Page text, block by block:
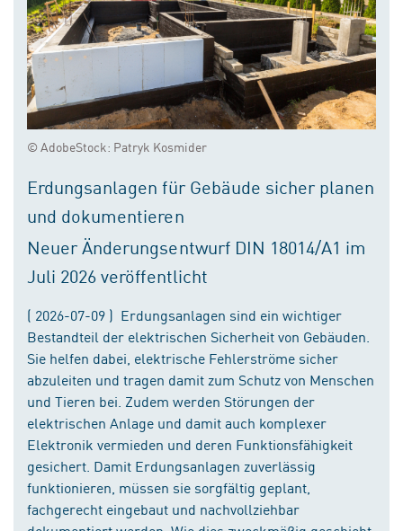
© AdobeStock: Patryk Kosmider
Erdungsanlagen für Gebäude sicher planen
und dokumentieren
Neuer Änderungsentwurf DIN 18014/A1 im
Juli 2026 veröffentlicht
( 2026-07-09 ) Erdungsanlagen sind ein wichtiger
Bestandteil der elektrischen Sicherheit von Gebäuden.
Sie helfen dabei, elektrische Fehlerströme sicher
abzuleiten und tragen damit zum Schutz von Menschen
und Tieren bei. Zudem werden Störungen der
elektrischen Anlage und damit auch komplexer
Elektronik vermieden und deren Funktionsfähigkeit
gesichert. Damit Erdungsanlagen zuverlässig
funktionieren, müssen sie sorgfältig geplant,
fachgerecht eingebaut und nachvollziehbar